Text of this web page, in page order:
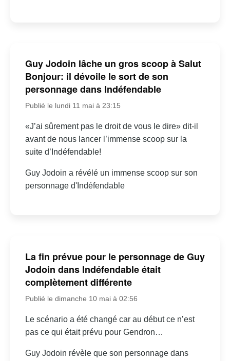
Guy Jodoin lâche un gros scoop à Salut
Bonjour: il dévoile le sort de son
personnage dans Indéfendable
Publié le lundi 11 mai à 23:15
«J’ai sûrement pas le droit de vous le dire» dit-il
avant de nous lancer l’immense scoop sur la
suite d’Indéfendable!
Guy Jodoin a révélé un immense scoop sur son
personnage d'Indéfendable
La fin prévue pour le personnage de Guy
Jodoin dans Indéfendable était
complètement différente
Publié le dimanche 10 mai à 02:56
Le scénario a été changé car au début ce n’est
pas ce qui était prévu pour Gendron…
Guy Jodoin révèle que son personnage dans